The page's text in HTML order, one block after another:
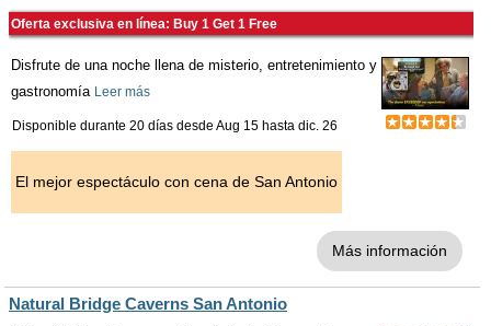
Oferta exclusiva en línea: Buy 1 Get 1 Free
Disfrute de una noche llena de misterio, entretenimiento y
gastronomía Leer más
Disponible durante 20 días desde Aug 15 hasta dic. 26
El mejor espectáculo con cena de San Antonio
Más información
Natural Bridge Caverns San Antonio